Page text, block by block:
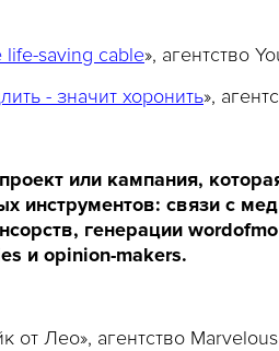
life-saving cable», агентство
- значит хоронить»,
или кампания,
инструментов: связи с
генерации
и opinion-makers.
от Лео», агентство